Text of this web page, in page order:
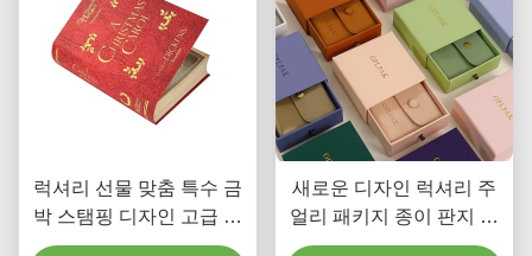
럭셔리 선물 맞춤 특수 금
박 스탬핑 디자인 고급 종
이 마그네틱 플랩 카드보
새로운 디자인 럭셔리 주
얼리 패키지 종이 판지 서
랍 리본 보석용 스웨이드